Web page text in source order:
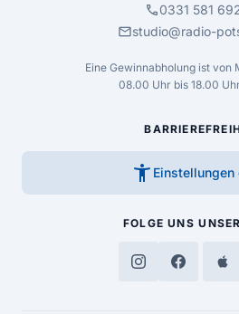
call0331 581
mailstudio@radio-
Eine Gewinnabholung ist von
08.00 Uhr bis 18.00
accessibility_new Einstellungen
FOLGE UNS